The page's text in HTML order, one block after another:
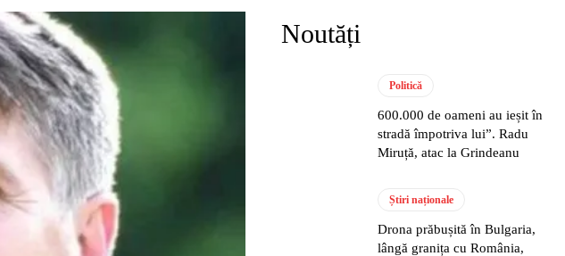
Noutăți
Politică
600.000 de oameni au ieșit în
stradă împotriva lui”. Radu
Miruță, atac la Grindeanu
Știri naționale
Drona prăbușită în Bulgaria,
lângă granița cu România,